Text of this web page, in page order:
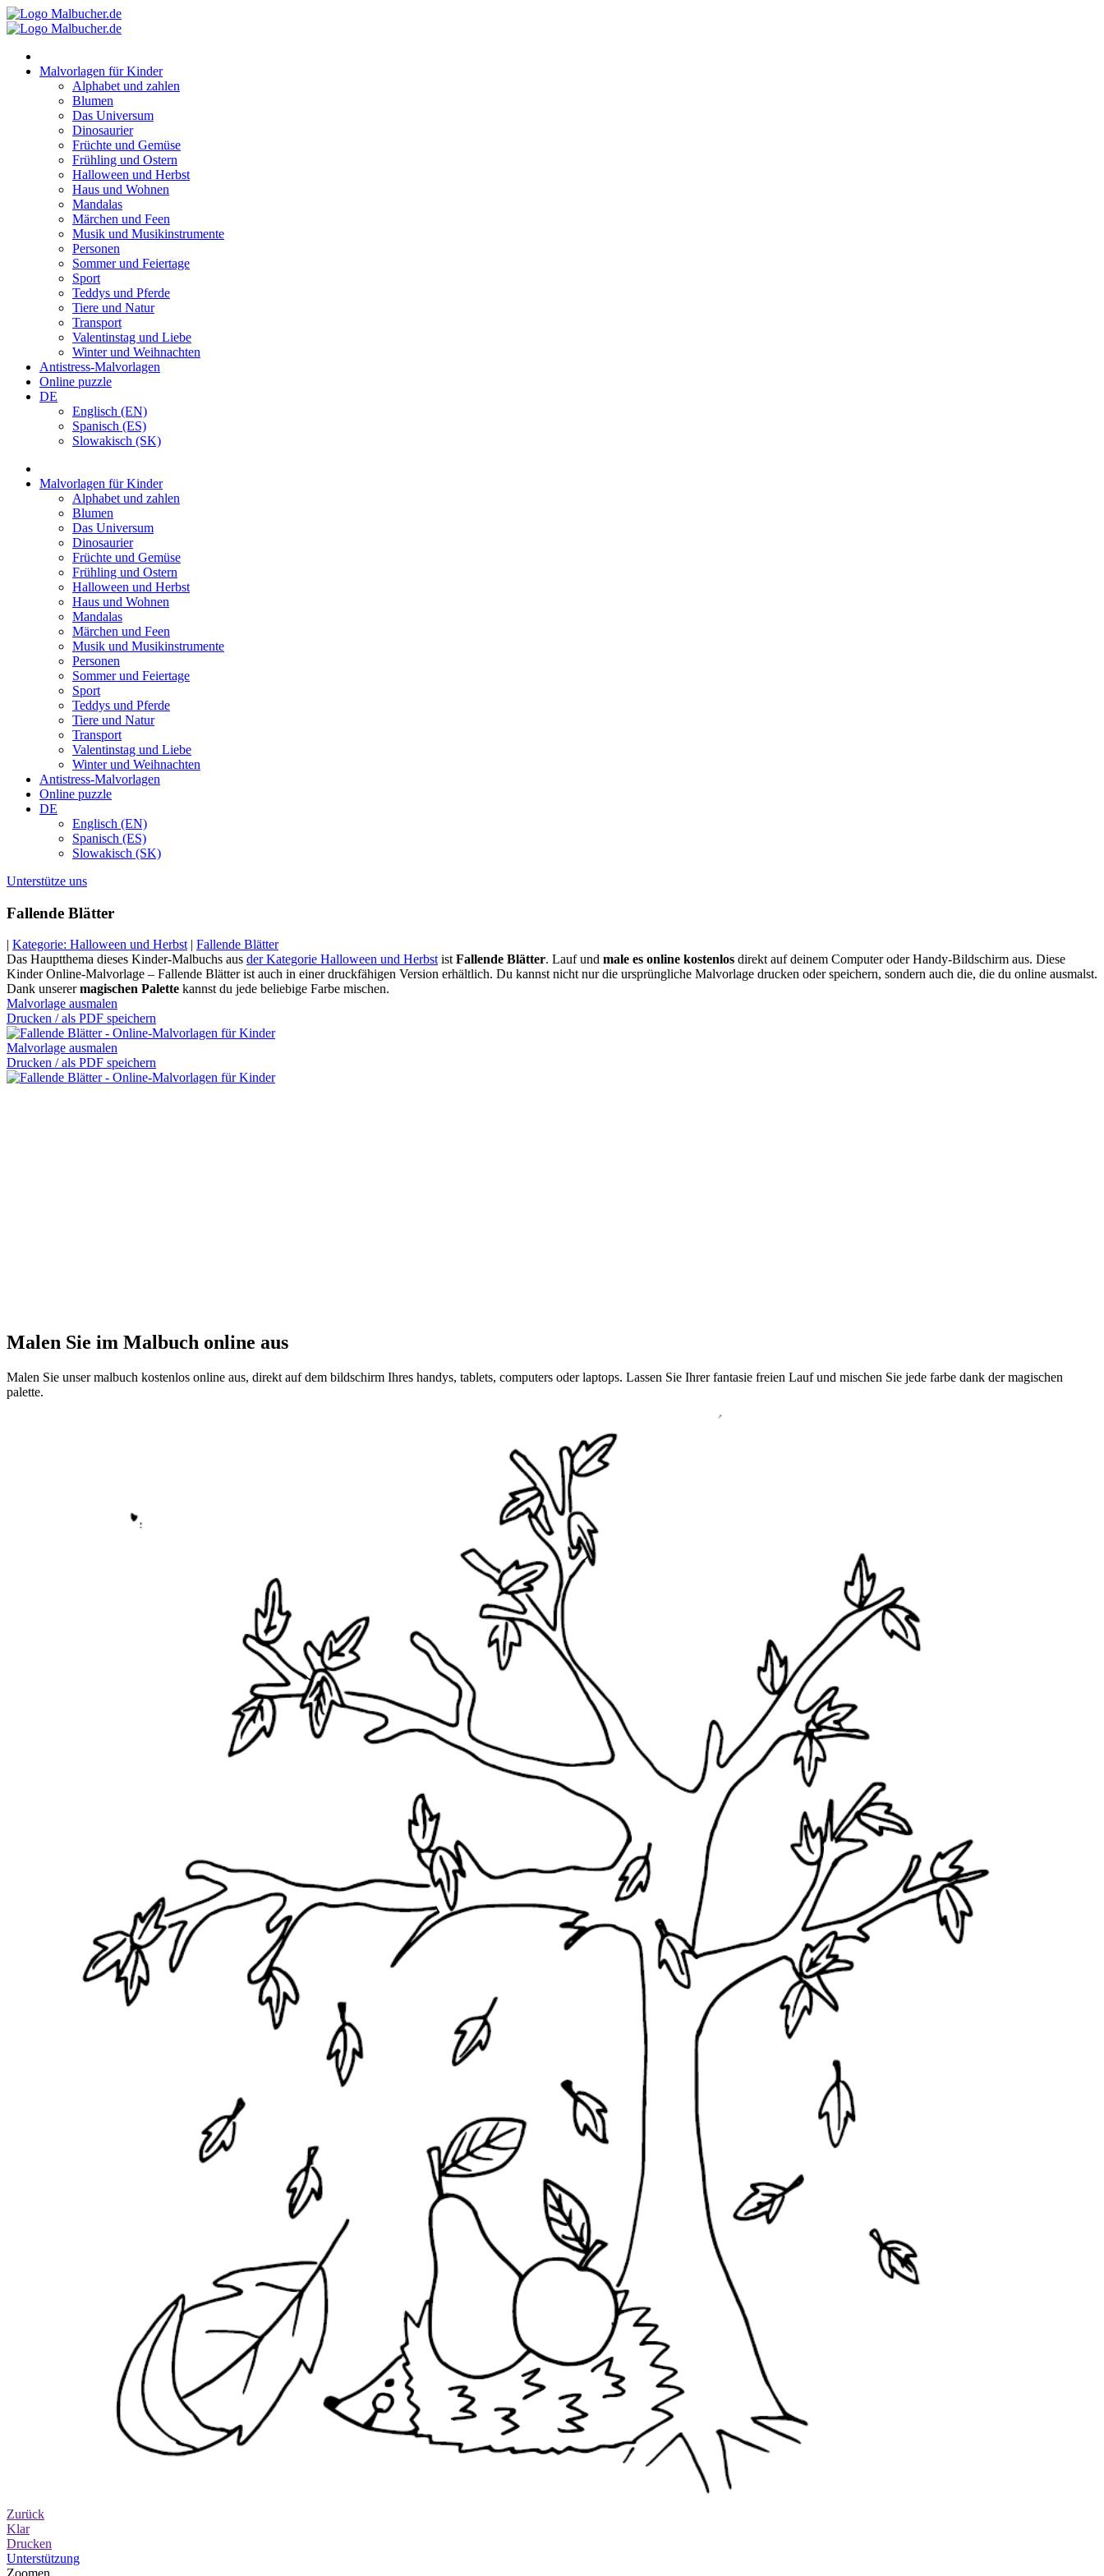
Zum
Inhalt
Malvorlagen für Kinder
Alphabet und zahlen
Blumen
Das Universum
Dinosaurier
Früchte und Gemüse
Frühling und Ostern
Halloween und Herbst
Haus und Wohnen
Mandalas
Märchen und Feen
Musik und Musikinstrumente
Personen
Sommer und Feiertage
Sport
Teddys und Pferde
Tiere und Natur
Transport
Valentinstag und Liebe
Winter und Weihnachten
Antistress-Malvorlagen
Online puzzle
DE
Englisch (EN)
Spanisch (ES)
Slowakisch (SK)
Malvorlagen für Kinder
Alphabet und zahlen
Blumen
Das Universum
Dinosaurier
Früchte und Gemüse
Frühling und Ostern
Halloween und Herbst
Haus und Wohnen
Mandalas
Märchen und Feen
Musik und Musikinstrumente
Personen
Sommer und Feiertage
Sport
Teddys und Pferde
Tiere und Natur
Transport
Valentinstag und Liebe
Winter und Weihnachten
Antistress-Malvorlagen
Online puzzle
DE
Englisch (EN)
Spanisch (ES)
Slowakisch (SK)
Unterstütze uns
Fallende Blätter
| Kategorie: Halloween und Herbst| Fallende Blätter
Das Hauptthema dieses Kinder-Malbuchs aus der Kategorie Halloween und HerbstistFallende Blätter. Lauf und male es online kostenlos direkt auf deinem Computer oder Handy-Bildschirm aus. Diese
Kinder Online-Malvorlage – Fallende Blätter ist auch in einer druckfähigen Version erhältlich. Du kannst nicht nur die ursprüngliche Malvorlage drucken oder speichern, sondern auch die, die du online ausmalst.
Dank unserermagischen Palette kannst du jede beliebige Farbe mischen.
Malvorlage ausmalen
Drucken / als PDF speichern
Malvorlage ausmalen
Drucken / als PDF speichern
Malen Sie im Malbuch online aus
Malen Sie unser malbuch kostenlos online aus, direkt auf dem bildschirm Ihres handys, tablets, computers oder laptops. Lassen Sie Ihrer fantasie freien Lauf und mischen Sie jede farbe dank der magischen
palette.
Zurück
Klar
Drucken
Unterstützung